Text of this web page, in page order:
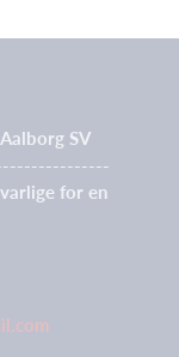
SV
for en